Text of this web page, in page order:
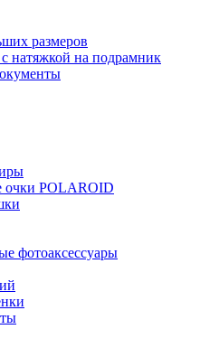
размеров
с натяжкой на подрамник
очки POLAROID
фотоаксессуары